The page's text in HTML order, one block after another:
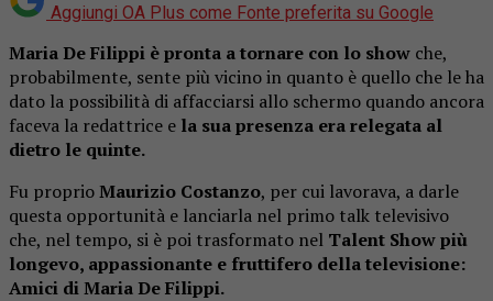
Aggiungi OA Plus come Fonte preferita su Google
Maria De Filippi è pronta a tornare con lo show che,
probabilmente, sente più vicino in quanto è quello che le ha
dato la possibilità di affacciarsi allo schermo quando ancora
faceva la redattrice e la sua presenza era relegata al
dietro le quinte.
Fu proprioMaurizio Costanzo, per cui lavorava, a darle
questa opportunità e lanciarla nel primo talk televisivo
che, nel tempo, si è poi trasformato nel Talent Show più
longevo, appassionante e fruttifero della televisione:
Amici di Maria De Filippi.